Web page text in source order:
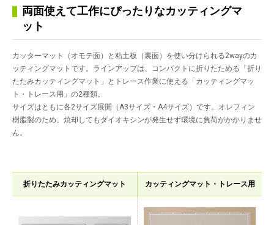
両面使えて工作にぴったりなカッティングマ
ット
カッターマット（オモテ面）と粘土板（裏面）を使い分けられる2wayのカ
ッティングマットです。ラインアップは、コンパクトに折りたためる「折り
たたみカッティングマット」とトレース作業に使える「カッティングマッ
ト・トレース用」の2種類。
サイズはともに各2サイズ展開（A3サイズ・A4サイズ）です。オレフィン
樹脂製のため、焼却してもダイオキシンが発生せず環境に負荷がかかりませ
ん。
折りたたみカッティングマット カッティングマット・トレース用